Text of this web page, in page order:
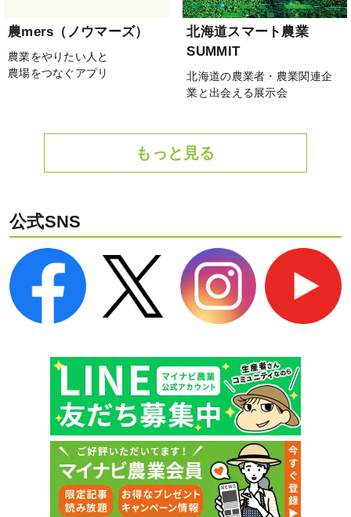
農mers（ノウマーズ）
農業をやりたい人と
農場をつなぐアプリ
北海道スマート農業
SUMMIT
北海道の農業者・農業関連企
業と出会える展示会
もっと見る
公式SNS